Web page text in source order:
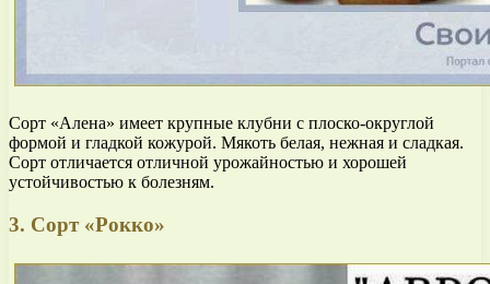
Сорт «Алена» имеет крупные клубни с плоско-округлой
формой и гладкой кожурой. Мякоть белая, нежная и сладкая.
Сорт отличается отличной урожайностью и хорошей
устойчивостью к болезням.
3. Сорт «Рокко»